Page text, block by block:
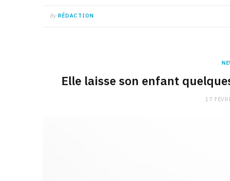
By RÉDACTION
Elle laisse son enfant
17